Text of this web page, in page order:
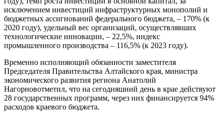
исключением инвестиций инфраструктурных монополий и
бюджетных ассигнований федерального бюджета, – 170% (к
2020 году), удельный вес организаций, осуществлявших
технологические инновации, – 22,5%, индекс
промышленного производства – 116,5% (к 2023 году).
Временно исполняющий обязанности заместителя
Председателя Правительства Алтайского края, министра
экономического развития региона Анатолий
Нагорновотметил, что на сегодняшний день в крае действуют
28 государственных программ, через них финансируется 94%
расходов краевого бюджета.